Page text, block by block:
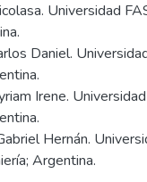
Universidad
Daniel.
Irene.
Hernán.
Argentina.